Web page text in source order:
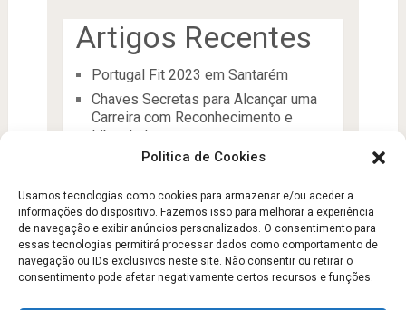
Politica de Cookies
Usamos tecnologias como cookies para armazenar e/ou aceder a
informações do dispositivo. Fazemos isso para melhorar a experiência
de navegação e exibir anúncios personalizados. O consentimento para
essas tecnologias permitirá processar dados como comportamento de
navegação ou IDs exclusivos neste site. Não consentir ou retirar o
consentimento pode afetar negativamente certos recursos e funções.
Artigos Recentes
Portugal Fit 2023 em Santarém
Chaves Secretas para Alcançar uma
Carreira com Reconhecimento e
Liberdade
manutenção da condição física
Aptidão Física e Saúde